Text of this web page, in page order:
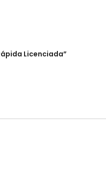
Licenciada”